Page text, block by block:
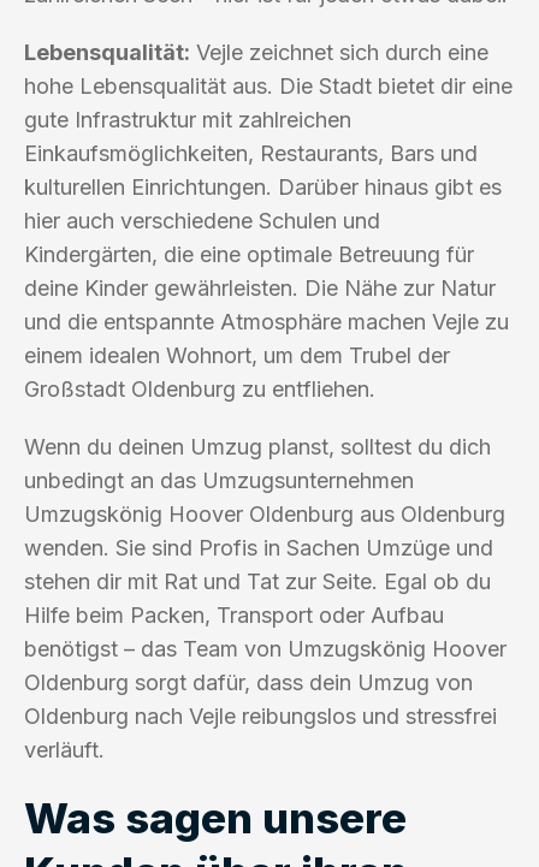
Lebensqualität: Vejle zeichnet sich durch eine
hohe Lebensqualität aus. Die Stadt bietet dir eine
gute Infrastruktur mit zahlreichen
Einkaufsmöglichkeiten, Restaurants, Bars und
kulturellen Einrichtungen. Darüber hinaus gibt es
hier auch verschiedene Schulen und
Kindergärten, die eine optimale Betreuung für
deine Kinder gewährleisten. Die Nähe zur Natur
und die entspannte Atmosphäre machen Vejle zu
einem idealen Wohnort, um dem Trubel der
Großstadt Oldenburg zu entfliehen.
Wenn du deinen Umzug planst, solltest du dich
unbedingt an das Umzugsunternehmen
Umzugskönig Hoover Oldenburg aus Oldenburg
wenden. Sie sind Profis in Sachen Umzüge und
stehen dir mit Rat und Tat zur Seite. Egal ob du
Hilfe beim Packen, Transport oder Aufbau
benötigst – das Team von Umzugskönig Hoover
Oldenburg sorgt dafür, dass dein Umzug von
Oldenburg nach Vejle reibungslos und stressfrei
verläuft.
Was sagen unsere